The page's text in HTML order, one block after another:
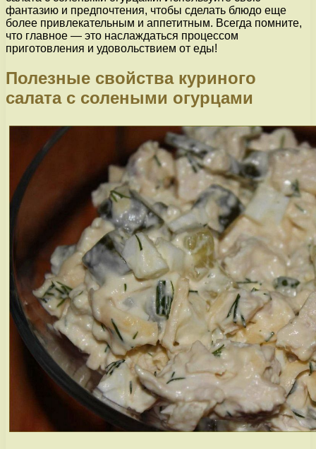
фантазию и предпочтения, чтобы сделать блюдо еще
более привлекательным и аппетитным. Всегда помните,
что главное — это наслаждаться процессом
приготовления и удовольствием от еды!
Полезные свойства куриного
салата с солеными огурцами